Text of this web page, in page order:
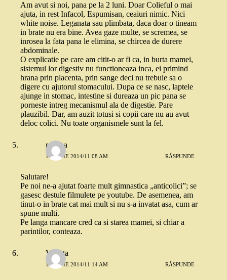
Am avut si noi, pana pe la 2 luni. Doar Colieful o mai
ajuta, in rest Infacol, Espumisan, ceaiuri nimic. Nici
white noise. Leganata sau plimbata, daca doar o tineam
in brate nu era bine. Avea gaze multe, se scremea, se
inrosea la fata pana le elimina, se chircea de durere
abdominale.
O explicatie pe care am citit-o ar fi ca, in burta mamei,
sistemul lor digestiv nu functioneaza inca, ei primind
hrana prin placenta, prin sange deci nu trebuie sa o
digere cu ajutorul stomacului. Dupa ce se nasc, laptele
ajunge in stomac, intestine si dureaza un pic pana se
porneste intreg mecanismul ala de digestie. Pare
plauzibil. Dar, am auzit totusi si copii care nu au avut
deloc colici. Nu toate organismele sunt la fel.
roxana
17 IUNIE 2014/11:08 AM RĂSPUNDE
Salutare!
Pe noi ne-a ajutat foarte mult gimnastica „anticolici”; se
gasesc destule filmulete pe youtube. De asemenea, am
tinut-o in brate cat mai mult si nu s-a invatat asa, cum ar
spune multi.
Pe langa mancare cred ca si starea mamei, si chiar a
parintilor, conteaza.
Violeta
17 IUNIE 2014/11:14 AM RĂSPUNDE